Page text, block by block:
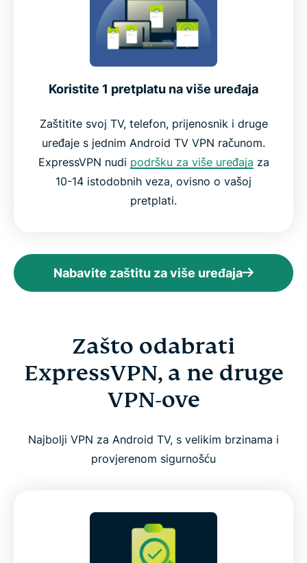
Koristite 1 pretplatu na više uređaja
Zaštitite svoj TV, telefon, prijenosnik i druge
uređaje s jednim Android TV VPN računom.
ExpressVPN nudi podršku za više uređaja za
10-14 istodobnih veza, ovisno o vašoj
pretplati.
Nabavite zaštitu za više uređaja
Zašto odabrati
ExpressVPN, a ne druge
VPN-ove
Najbolji VPN za Android TV, s velikim brzinama i
provjerenom sigurnošću